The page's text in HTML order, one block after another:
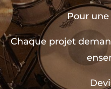
Pour une
Chaque projet